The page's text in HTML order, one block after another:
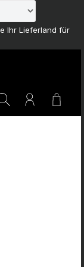
Ihr Lieferland für